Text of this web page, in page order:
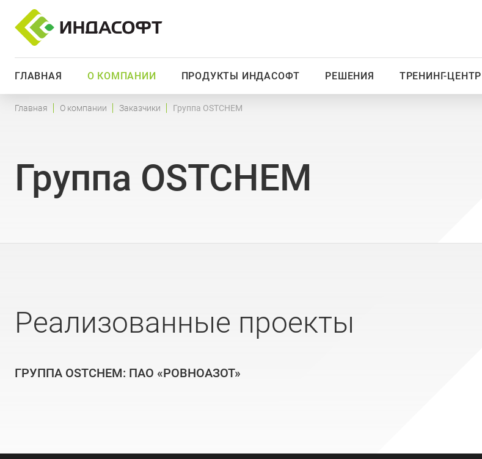
ГЛАВНАЯ О КОМПАНИИ ПРОДУКТЫ ИНДАСОФТ РЕШЕНИЯ ТРЕНИНГ-ЦЕНТР
Главная О компании Заказчики Группа OSTCHEM
Группа OSTCHEM
Реализованные проекты
ГРУППА OSTCHEM: ПАО «РОВНОАЗОТ»